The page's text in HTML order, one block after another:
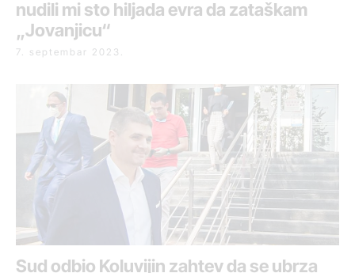
nudili mi sto hiljada evra da zataškam
„Jovanjicu“
7. septembar 2023.
Sud odbio Koluvijin zahtev da se ubrza